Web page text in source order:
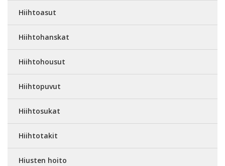
Hiihtoasut
Hiihtohanskat
Hiihtohousut
Hiihtopuvut
Hiihtosukat
Hiihtotakit
Hiusten hoito